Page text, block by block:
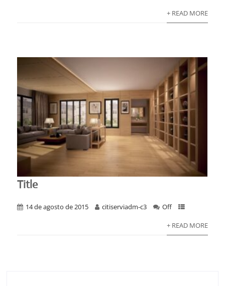
+ READ MORE
Title
14 de agosto de 2015 citiserviadm-c3 Off
+ READ MORE